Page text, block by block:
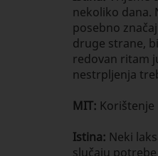
nekoliko dana.
posebno
druge strane,
redovan ritam
nestrpljenja
MIT: Korištenje
Istina: Neki
slučaju